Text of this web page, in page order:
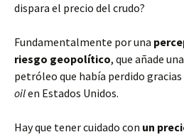
dispara el precio del crudo?
Fundamentalmente por una
riesgo geopolítico, que añade
petróleo que había perdido
oilen Estados Unidos.
Hay que tener cuidado con un